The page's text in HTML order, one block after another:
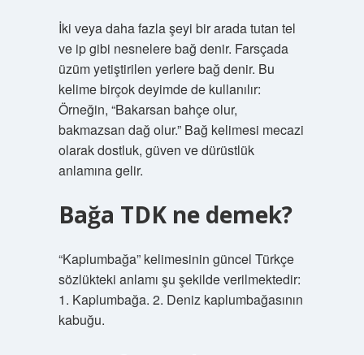
İki veya daha fazla şeyi bir arada tutan tel
ve ip gibi nesnelere bağ denir. Farsçada
üzüm yetiştirilen yerlere bağ denir. Bu
kelime birçok deyimde de kullanılır:
Örneğin, “Bakarsan bahçe olur,
bakmazsan dağ olur.” Bağ kelimesi mecazi
olarak dostluk, güven ve dürüstlük
anlamına gelir.
Bağa TDK ne demek?
“Kaplumbağa” kelimesinin güncel Türkçe
sözlükteki anlamı şu şekilde verilmektedir:
1. Kaplumbağa. 2. Deniz kaplumbağasının
kabuğu.